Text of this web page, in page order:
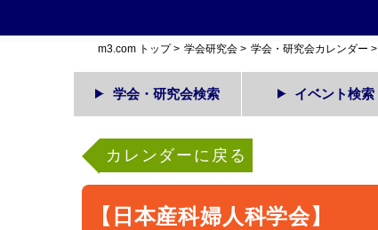
m3.com トップ> 学会研究会 > 学会・研究会カレンダー >
学会・研究会検索 イベント検索
カレンダーに戻る
【日本産科婦人科学会】